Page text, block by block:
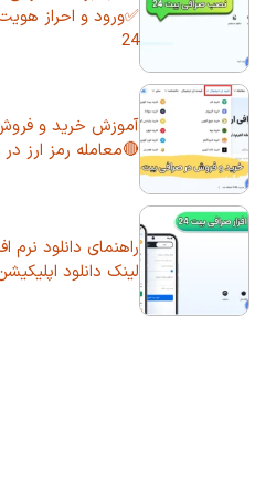
✅ورود و احراز
24
🔴معامله رمز ارز
لینک دانلود